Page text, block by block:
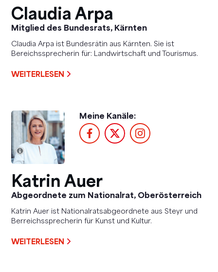
Claudia Arpa
Mitglied des Bundesrats, Kärnten
Claudia Arpa ist Bundesrätin aus Kärnten. Sie ist
Bereichssprecherin für: Landwirtschaft und Tourismus.
WEITERLESEN
Meine Kanäle:
Katrin Auer
Abgeordnete zum Nationalrat, Oberösterreich
Katrin Auer ist Nationalratsabgeordnete aus Steyr und
Berreichssprecherin für Kunst und Kultur.
WEITERLESEN